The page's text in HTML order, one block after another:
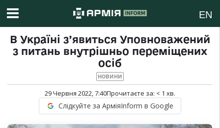
EN
В Україні з’явиться Уповноважений
з питань внутрішньо переміщених
осіб
НОВИНИ
29 Червня 2022, 7:40Прочитаєте за: < 1 хв.
Слідкуйте за АрміяInform в Google